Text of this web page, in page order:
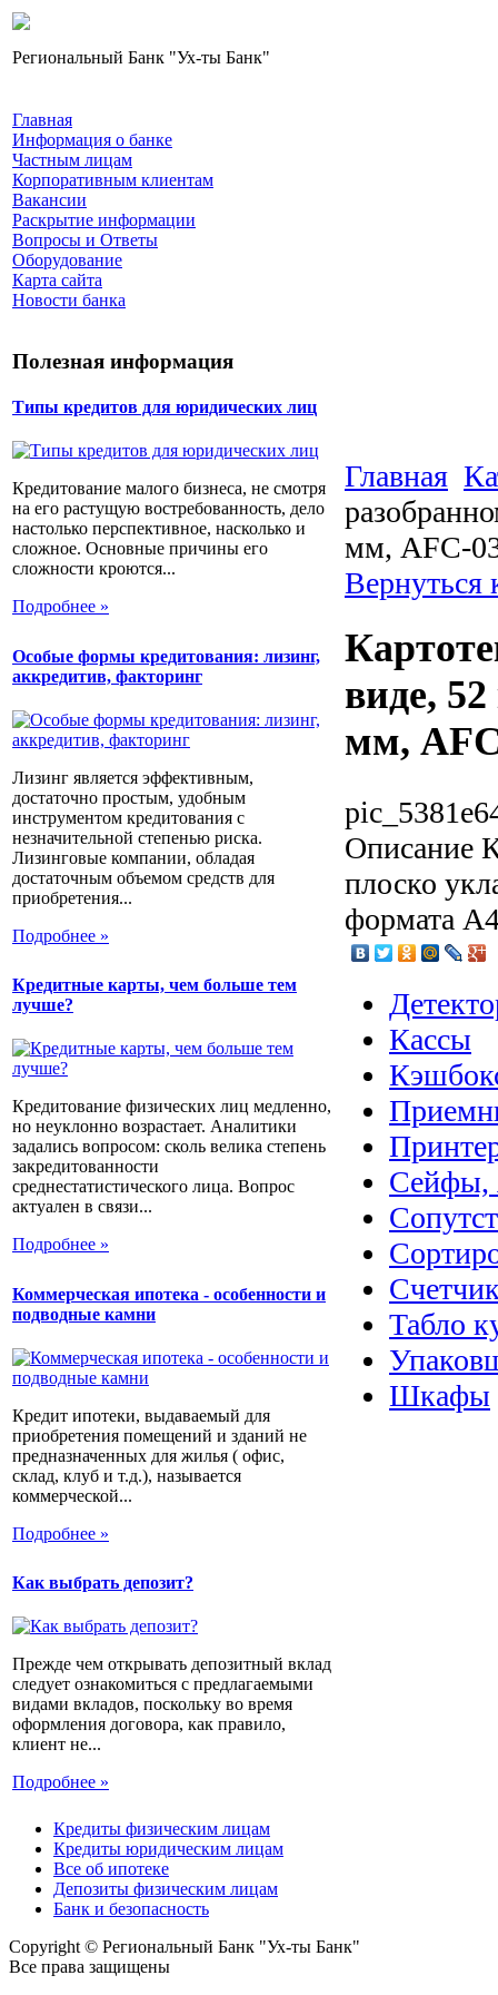
Региональный Банк "Ух-ты Банк"
Главная
Информация о банке
Частным лицам
Корпоративным клиентам
Вакансии
Раскрытие информации
Вопросы и Ответы
Оборудование
Карта сайта
Новости банка
Полезная информация
Типы кредитов для юридических лиц
Кредитование малого бизнеса, не смотря
на его растущую востребованность, дело
настолько перспективное, насколько и
сложное. Основные причины его
сложности кроются...
Подробнее »
Особые формы кредитования: лизинг,
аккредитив, факторинг
Лизинг является эффективным,
достаточно простым, удобным
инструментом кредитования с
незначительной степенью риска.
Лизинговые компании, обладая
достаточным объемом средств для
приобретения...
Подробнее »
Кредитные карты, чем больше тем
лучше?
Кредитование физических лиц медленно,
но неуклонно возрастает. Аналитики
задались вопросом: сколь велика степень
закредитованности
среднестатистического лица. Вопрос
актуален в связи...
Подробнее »
Коммерческая ипотека - особенности и
подводные камни
Кредит ипотеки, выдаваемый для
приобретения помещений и зданий не
предназначенных для жилья ( офис,
склад, клуб и т.д.), называется
коммерческой...
Подробнее »
Как выбрать депозит?
Прежде чем открывать депозитный вклад
следует ознакомиться с предлагаемыми
видами вкладов, поскольку во время
оформления договора, как правило,
клиент не...
Подробнее »
Главная
мм, AFC-
виде,
мм,
Описание
плоско
формата
Кассы
Сейфы,
Табло
Шкафы
Кредиты физическим лицам
Кредиты юридическим лицам
Все об ипотеке
Депозиты физическим лицам
Банк и безопасность
Copyright © Региональный Банк "Ух-ты Банк"
Все права защищены